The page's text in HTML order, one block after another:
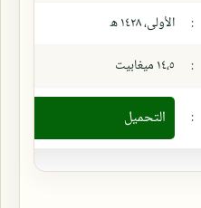
:
الأولى، ١٤٢٨ ھ
: ١٤،٥ ميغابيت
: التحميل